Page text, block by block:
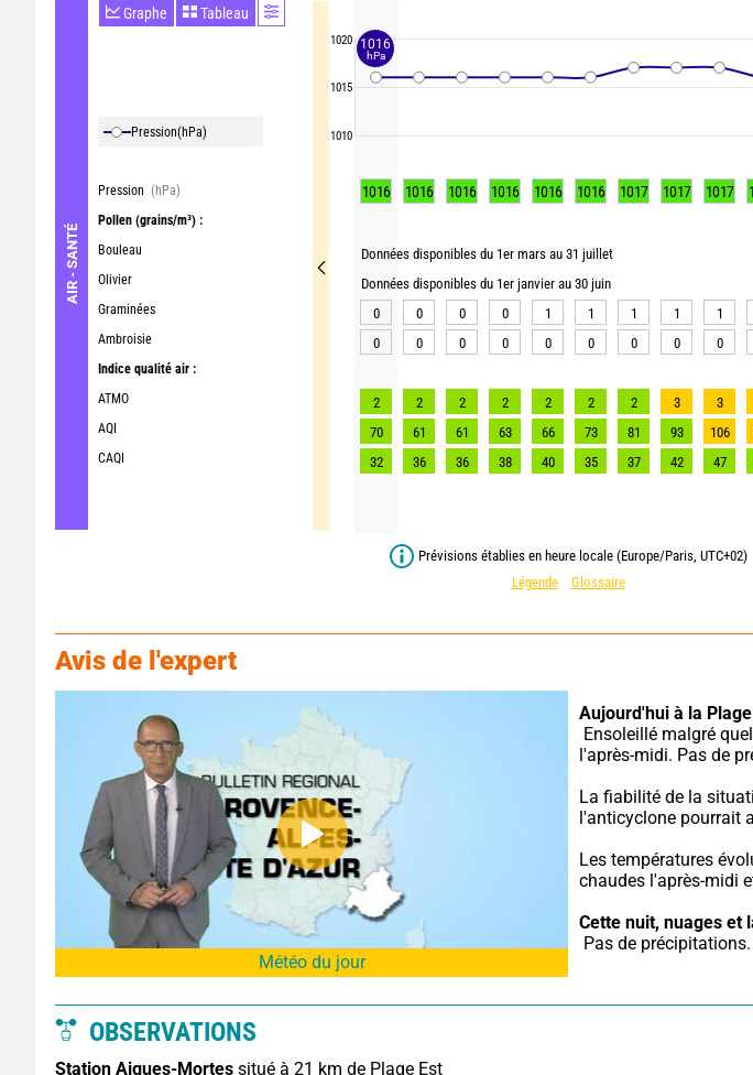
AIR - SANTÉ
Graphe Tableau
Pression(hPa)
Pression (hPa)
Pollen (grains/m³) :
Bouleau
Olivier
Graminées
Ambroisie
Indice qualité air :
ATMO
AQI
CAQI
1020
1015
1010
1016 1016 1016 1016 1016 1016 1017 1017 1017
Données disponibles du 1er mars au 31 juillet
Données disponibles du 1er janvier au 30 juin
0
0 0 0 1 1 1 1 1
0
0 0 0 0 0 0 0 0
2 2 2 2 2 2 2 3 3
70
61 61 63 66 73 81 93 106
32
36 36 38 40 35 37 42 47
Prévisions établies en heure locale (Europe/Paris, UTC+02)
Légende
Glossaire
Avis de l'expert
Météo du jour
Aujourd'hui à la Plage
l'après-midi. Pas de
La fiabilité de la
l'anticyclone pourrait
Les températures
chaudes l'après-midi
Cette nuit, nuages et
Pas de
OBSERVATIONS
Station Aigues-Mortes situé à 21 km de Plage Est
1016
hPa